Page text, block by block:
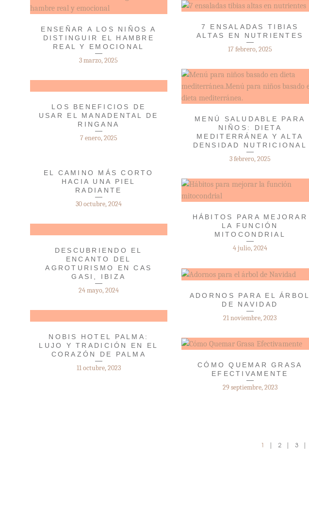
ENSEÑAR A LOS NIÑOS A
DISTINGUIR EL HAMBRE
REAL Y EMOCIONAL
3 marzo, 2025
7 ENSALADAS TIBIAS
ALTAS EN NUTRIENTES
17 febrero, 2025
MENÚ SALUDABLE PARA
NIÑOS: DIETA
MEDITERRÁNEA Y ALTA
DENSIDAD NUTRICIONAL
3 febrero, 2025
LOS BENEFICIOS DE
USAR EL MANADENTAL DE
RINGANA
7 enero, 2025
EL CAMINO MÁS CORTO
HACIA UNA PIEL
RADIANTE
30 octubre, 2024
HÁBITOS PARA MEJORAR
LA FUNCIÓN
MITOCONDRIAL
4 julio, 2024
DESCUBRIENDO EL
ENCANTO DEL
AGROTURISMO EN CAS
GASI, IBIZA
24 mayo, 2024
ADORNOS PARA EL ÁRBOL
DE NAVIDAD
21 noviembre, 2023
NOBIS HOTEL PALMA:
LUJO Y TRADICIÓN EN EL
CORAZÓN DE PALMA
11 octubre, 2023
CÓMO QUEMAR GRASA
EFECTIVAMENTE
29 septiembre, 2023
2 3